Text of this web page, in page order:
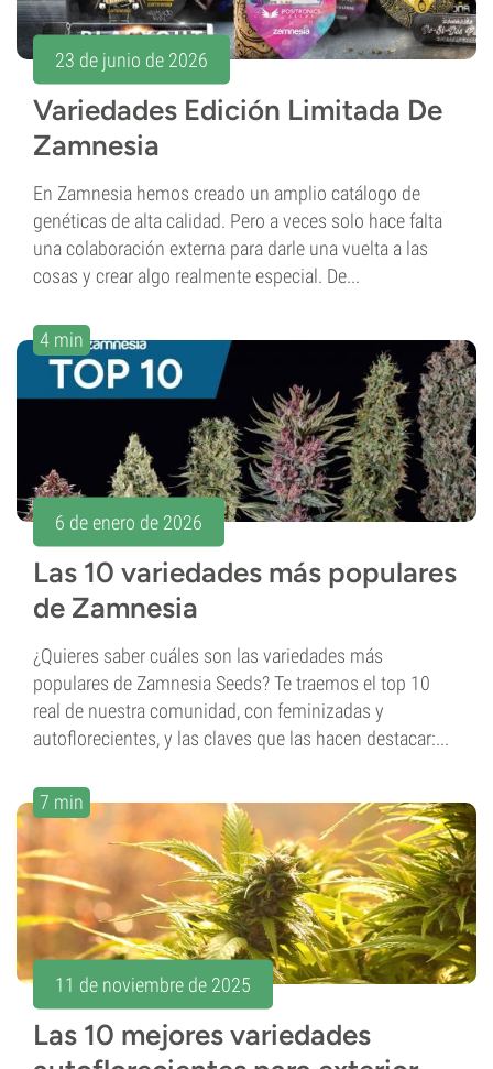
23 de junio de 2026
Variedades Edición Limitada De
Zamnesia
En Zamnesia hemos creado un amplio catálogo de
genéticas de alta calidad. Pero a veces solo hace falta
una colaboración externa para darle una vuelta a las
cosas y crear algo realmente especial. De...
4 min
6 de enero de 2026
Las 10 variedades más populares
de Zamnesia
¿Quieres saber cuáles son las variedades más
populares de Zamnesia Seeds? Te traemos el top 10
real de nuestra comunidad, con feminizadas y
autoflorecientes, y las claves que las hacen destacar:...
7 min
11 de noviembre de 2025
Las 10 mejores variedades